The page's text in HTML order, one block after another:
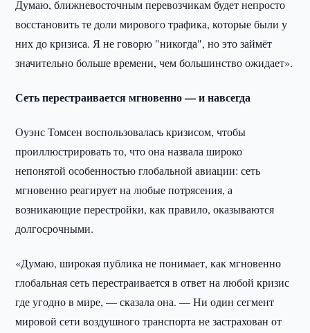
Думаю, ближневосточным перевозчикам будет непросто
восстановить те доли мирового трафика, которые были у
них до кризиса. Я не говорю "никогда", но это займёт
значительно больше времени, чем большинство ожидает».
Сеть перестраивается мгновенно — и навсегда
Оуэнс Томсен воспользовалась кризисом, чтобы
проиллюстрировать то, что она назвала широко
непонятой особенностью глобальной авиации: сеть
мгновенно реагирует на любые потрясения, а
возникающие перестройки, как правило, оказываются
долгосрочными.
«Думаю, широкая публика не понимает, как мгновенно
глобальная сеть перестраивается в ответ на любой кризис
где угодно в мире, — сказала она. — Ни один сегмент
мировой сети воздушного транспорта не застрахован от